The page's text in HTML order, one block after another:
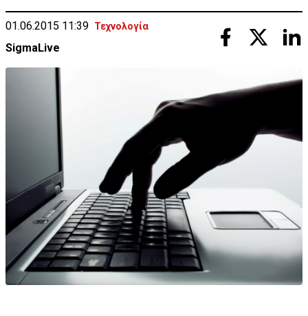
01.06.2015 11:39 Τεχνολογία
SigmaLive